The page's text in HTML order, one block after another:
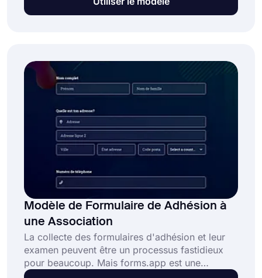
vous permettra de réunir des étudiants formels
des questions standard et une conception
professionnelle pour votre formulaire en ligne!
Modèle de Formulaire de Adhésion à
une Association
La collecte des formulaires d'adhésion et leur
examen peuvent être un processus fastidieux
pour beaucoup. Mais forms.app est une
excellente solution pour les seniors associatifs.